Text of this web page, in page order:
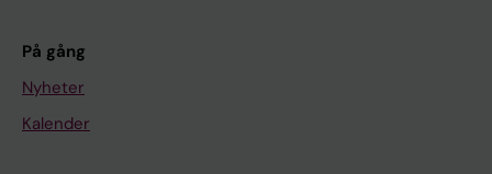
På gång
Nyheter
Kalender